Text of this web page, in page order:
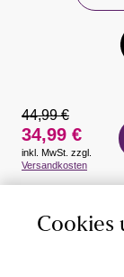
44,99 €
34,99 €
inkl. MwSt. zzgl.
Versandkosten
Cookies